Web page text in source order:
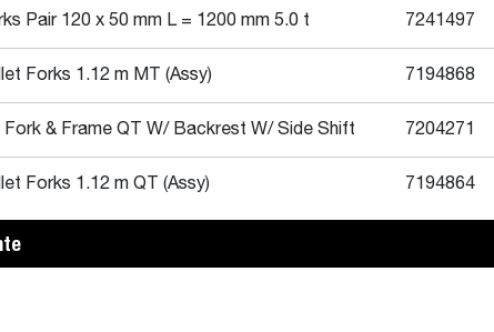
Pair 120 x 50 mm L = 1200 mm 5.0 t 7241497
Forks 1.12 m MT (Assy) 7194868
Fork & Frame QT W/ Backrest W/ Side Shift 7204271
Forks 1.12 m QT (Assy) 7194864